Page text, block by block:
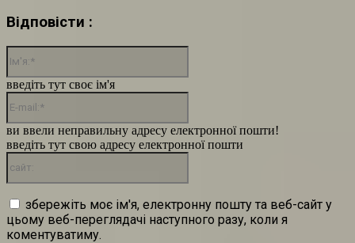
Відповісти :
введіть тут своє ім'я
ви ввели неправильну адресу електронної пошти!
введіть тут свою адресу електронної пошти
збережіть моє ім'я, електронну пошту та веб-сайт у
цьому веб-переглядачі наступного разу, коли я
коментуватиму.